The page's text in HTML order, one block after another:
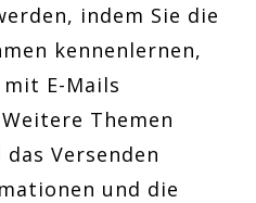
indem Sie die
kennenlernen,
E-Mails
Themen
Versenden
und die